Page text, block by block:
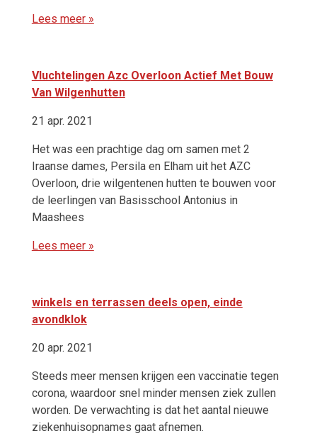
Lees meer »
Vluchtelingen Azc Overloon Actief Met Bouw
Van Wilgenhutten
21 apr. 2021
Het was een prachtige dag om samen met 2
Iraanse dames, Persila en Elham uit het AZC
Overloon, drie wilgentenen hutten te bouwen voor
de leerlingen van Basisschool Antonius in
Maashees
Lees meer »
winkels en terrassen deels open, einde
avondklok
20 apr. 2021
Steeds meer mensen krijgen een vaccinatie tegen
corona, waardoor snel minder mensen ziek zullen
worden. De verwachting is dat het aantal nieuwe
ziekenhuisopnames gaat afnemen.